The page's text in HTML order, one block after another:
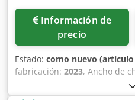
Información de
precio
Estado: como nuevo
fabricación: 2023, Ancho de
chapa: 1,50 mm Abertura:
máx.: 135° Altura de la